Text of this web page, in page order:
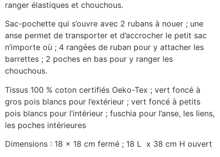
ranger élastiques et chouchous.
Sac-pochette qui s’ouvre avec 2 rubans à nouer ; une
anse permet de transporter et d’accrocher le petit sac
n’importe où ; 4 rangées de ruban pour y attacher les
barrettes ; 2 poches en bas pour y ranger les
chouchous.
Tissus 100 % coton certifiés Oeko-Tex ; vert foncé à
gros pois blancs pour l’extérieur ; vert foncé à petits
pois blancs pour l’intérieur ; fuschia pour l’anse, les liens,
les poches intérieures
Dimensions : 18 x 18 cm fermé ; 18 L x 38 cm H ouvert